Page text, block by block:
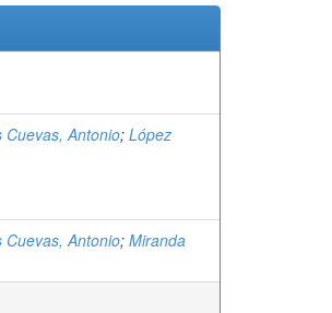
Cuevas, Antonio; López
Cuevas, Antonio; Miranda